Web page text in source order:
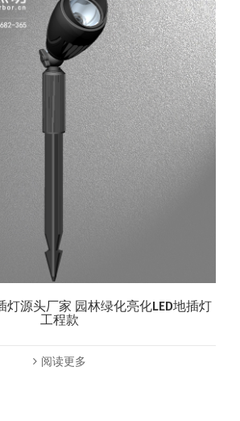
灯源头厂家 园林绿化亮化LED地插灯
工程款
阅读更多